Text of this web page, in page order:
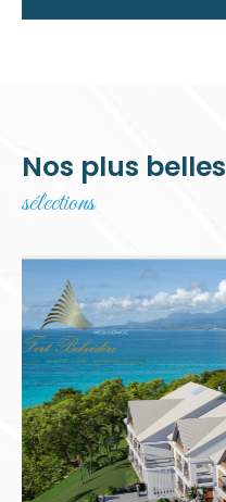
Nos plus belles
sélections